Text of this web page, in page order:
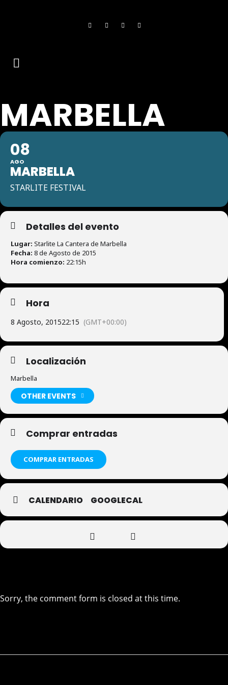
MARBELLA
08
AGO
MARBELLA
STARLITE FESTIVAL
Detalles del evento
Lugar: Starlite La Cantera de Marbella
Fecha: 8 de Agosto de 2015
Hora comienzo: 22:15h
Hora
8 Agosto, 201522:15 (GMT+00:00)
Localización
Marbella
OTHER EVENTS
Comprar entradas
COMPRAR ENTRADAS
CALENDARIO GOOGLECAL
Sorry, the comment form is closed at this time.